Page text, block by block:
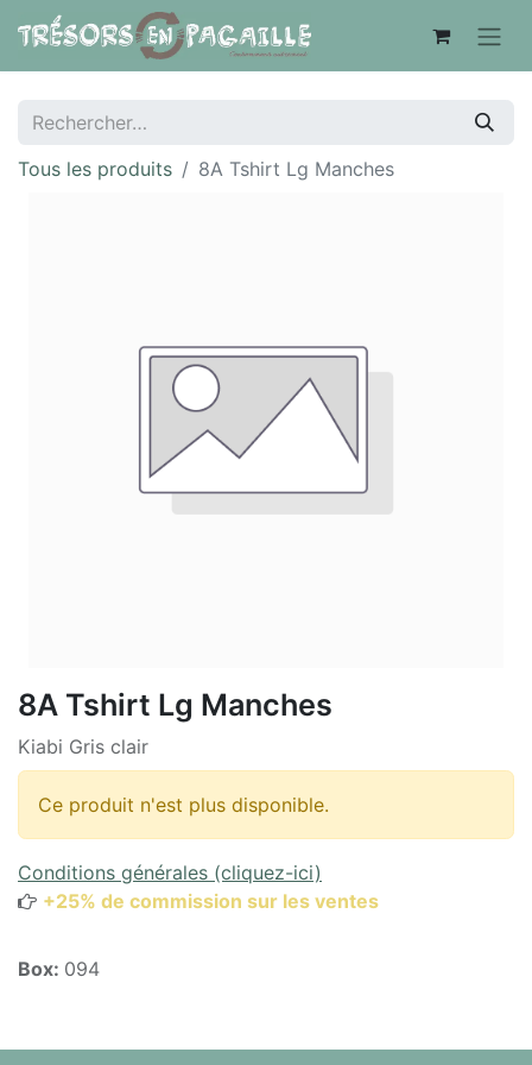
Tous les produits 8A Tshirt Lg Manches
8A Tshirt Lg Manches
Kiabi Gris clair
Ce produit n'est plus disponible.
Conditions générales (cliquez-ici)
+25% de commission sur les ventes
Box: 094